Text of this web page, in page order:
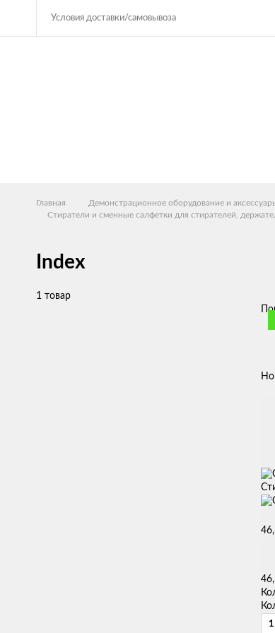
Условия доставки/самовывоза
Главная Демонстрационное оборудование и
Стиратели и сменные салфетки для стирателей,
Index
1 товар